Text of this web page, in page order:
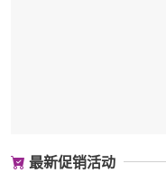
最新促销活动